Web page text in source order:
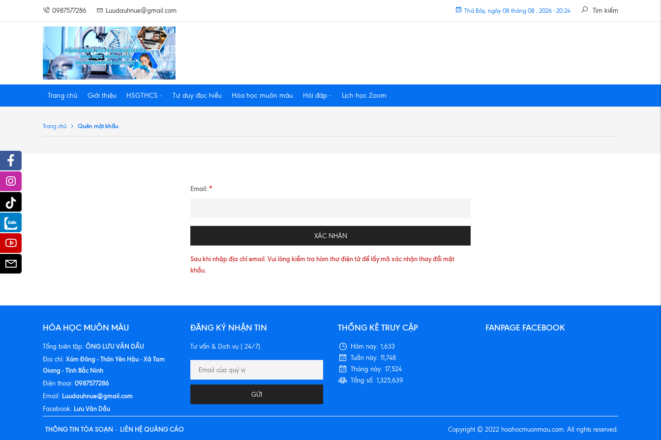
0987577286 Luudauhnue@gmail.com Tìm kiếm
Thứ Bảy, ngày 08 tháng 08 , 2026 - 20:24
Trang chủ Giới thiệu HSGTHCS Tư duy đọc hiểu Hóa học muôn màu Hỏi đáp Lịch học Zoom
Trang chủ Quên mật khẩu
Email: *
XÁC NHẬN
Sau khi nhập địa chỉ email. Vui lòng kiểm tra hòm thư điện tử để lấy mã xác nhận thay đổi mật
khẩu.
HÓA HỌC MUÔN MÀU
Tổng biên tập: ÔNG LƯU VĂN DẦU
Địa chỉ: Xóm Đông - Thôn Yên Hậu - Xã Tam
Giang - Tỉnh Bắc Ninh
Điện thoại: 0987577286
Email: Luudauhnue@gmail.com
Facebook: Lưu Văn Dầu
ĐĂNG KÝ NHẬN TIN
Tư vấn & Dịch vụ ( 24/7)
GỬI
THỐNG KÊ TRUY CẬP
Hôm nay: 1,633
Tuần này: 11,748
Tháng này: 17,524
Tổng số: 1,325,639
FANPAGE FACEBOOK
THÔNG TIN TÒA SOẠN - LIÊN HỆ QUẢNG CÁO Copyright © 2022 hoahocmuonmau.com. All rights reserved.